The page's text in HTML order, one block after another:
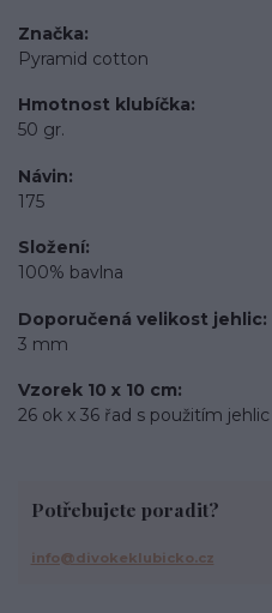
Značka
Pyramid cotton
Hmotnost klubíčka
50 gr.
Návin
175
Složení
100% bavlna
Doporučená velikost jehlic
3 mm
Vzorek 10 x 10 cm
26 ok x 36 řad s použitím
Potřebujete poradit?
info@divokeklubicko.cz